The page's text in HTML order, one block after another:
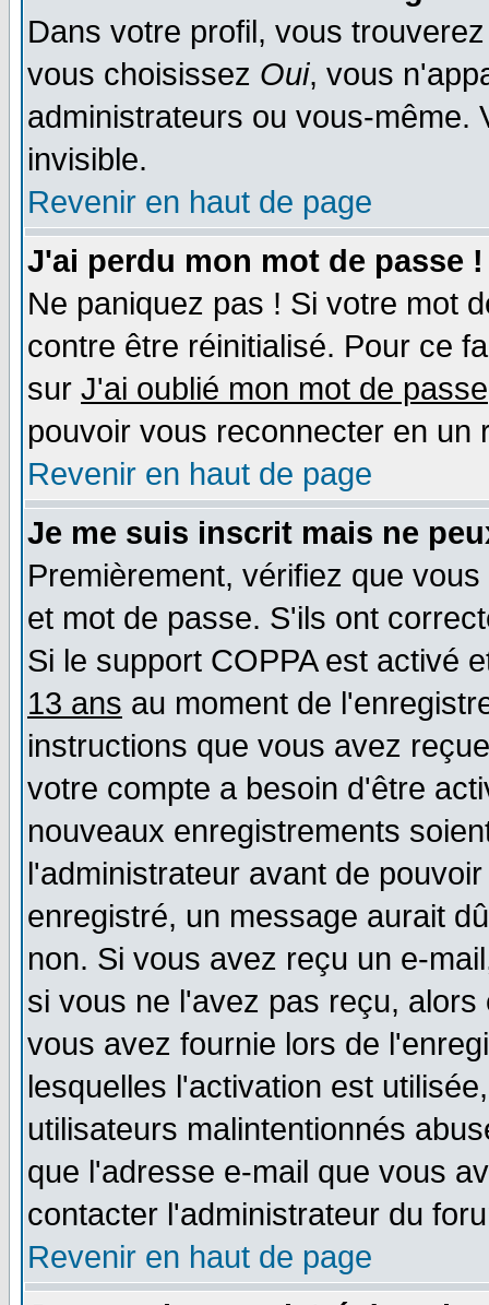
Dans votre profil, vous
vous choisissez Oui, vous
administrateurs ou vous-même.
invisible.
Revenir en haut de page
J'ai perdu mon mot de passe !
Ne paniquez pas ! Si votre mot
contre être réinitialisé. Pour ce
sur J'ai oublié mon mot de passe
pouvoir vous reconnecter en un
Revenir en haut de page
Je me suis inscrit mais ne
Premièrement, vérifiez que
et mot de passe. S'ils ont
Si le support COPPA est activé
13 ans au moment de
instructions que vous avez
votre compte a besoin d'être
nouveaux enregistrements
l'administrateur avant de
enregistré, un message aurait
non. Si vous avez reçu un e-
si vous ne l'avez pas reçu,
vous avez fournie lors de
lesquelles l'activation est
utilisateurs malintentionnés
que l'adresse e-mail que vous
contacter l'administrateur du
Revenir en haut de page